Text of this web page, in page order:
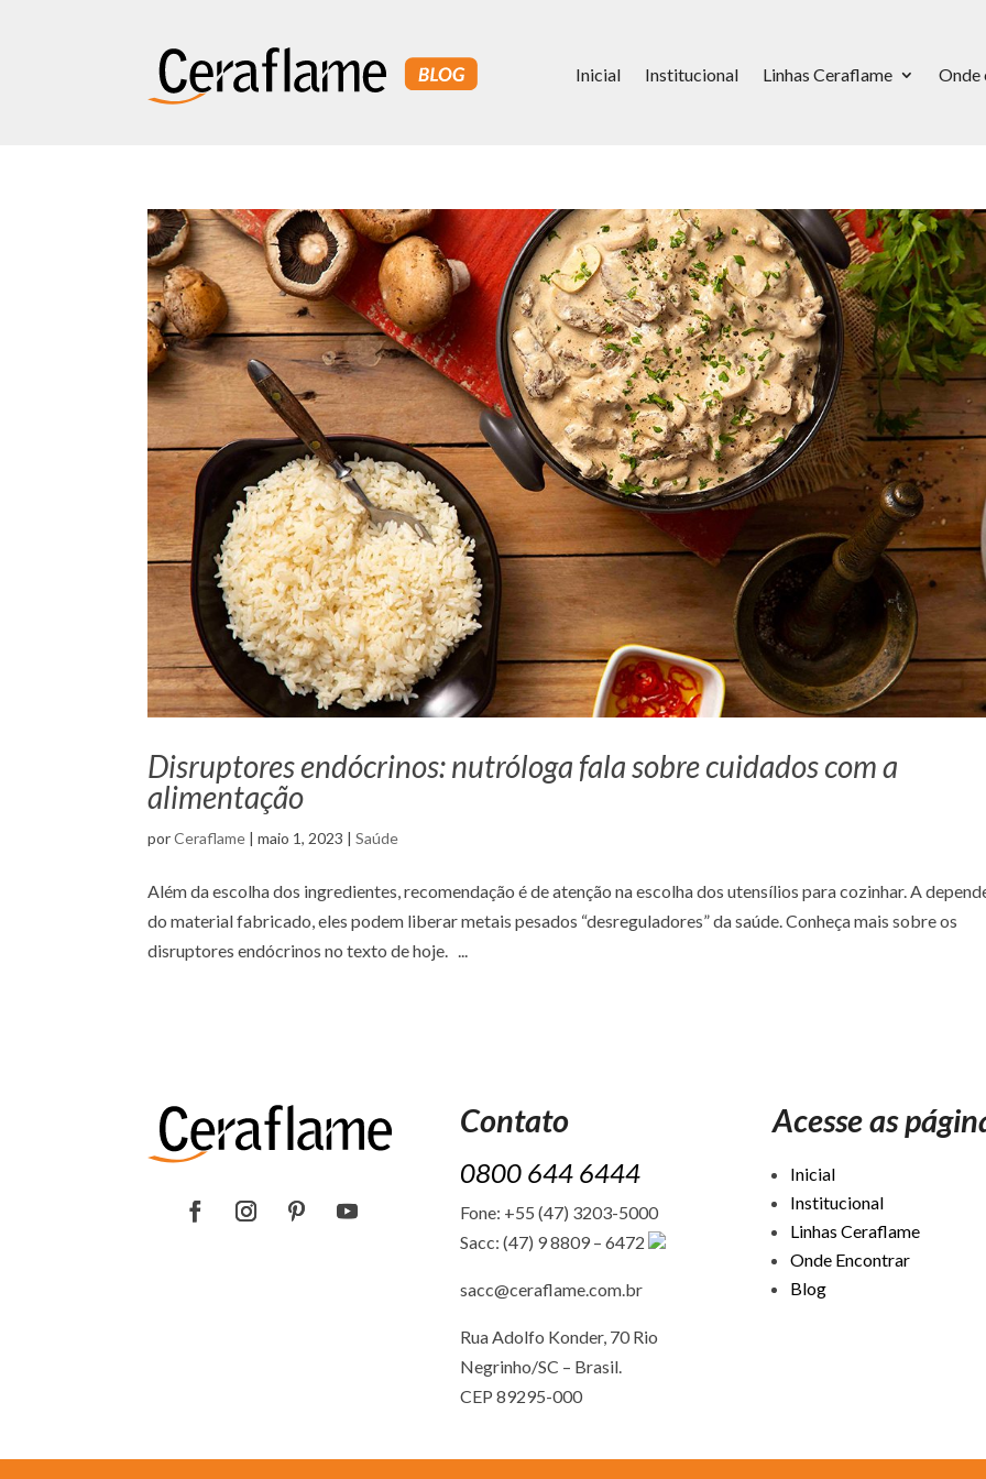
Inicial Institucional Linhas Ceraflame Onde
Disruptores endócrinos: nutróloga fala sobre cuidados com a
alimentação
porCeraflame |maio 1, 2023 |Saúde
Além da escolha dos ingredientes, recomendação é de atenção na escolha dos utensílios para cozinhar. A
do material fabricado, eles podem liberar metais pesados “desreguladores” da saúde. Conheça mais sobre os
disruptores endócrinos no texto de hoje. ...
Contato
0800 644 6444
Fone: +55 (47) 3203-5000
Sacc: (47) 9 8809 – 6472
sacc@ceraflame.com.br
Rua Adolfo Konder, 70 Rio
Negrinho/SC – Brasil.
CEP 89295-000
Acesse as
Inicial
Institucional
Linhas Ceraflame
Onde Encontrar
Blog